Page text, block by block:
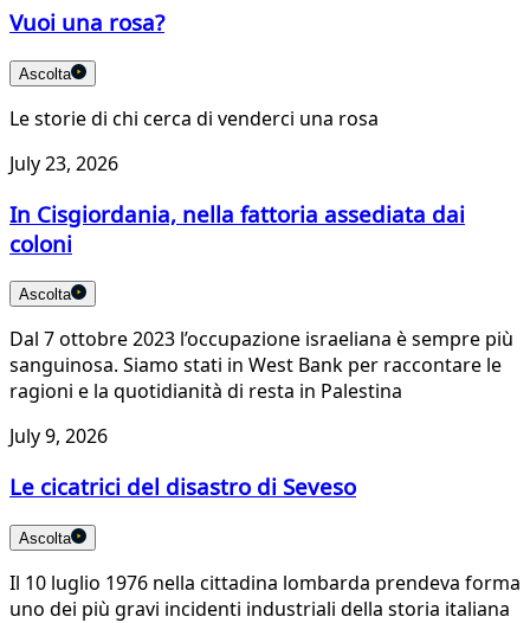
Vuoi una rosa?
Ascolta
Le storie di chi cerca di venderci una rosa
July 23, 2026
In Cisgiordania, nella fattoria assediata dai
coloni
Ascolta
Dal 7 ottobre 2023 l’occupazione israeliana è sempre più
sanguinosa. Siamo stati in West Bank per raccontare le
ragioni e la quotidianità di resta in Palestina
July 9, 2026
Le cicatrici del disastro di Seveso
Ascolta
Il 10 luglio 1976 nella cittadina lombarda prendeva forma
uno dei più gravi incidenti industriali della storia italiana